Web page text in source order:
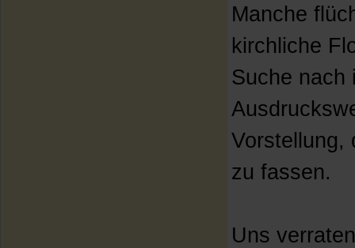
Manche
kirchliche
Suche nach
Vorstellung,
zu fassen.
Uns